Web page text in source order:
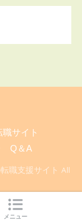
サイト
Q＆A
職支援サイト All
メニュー